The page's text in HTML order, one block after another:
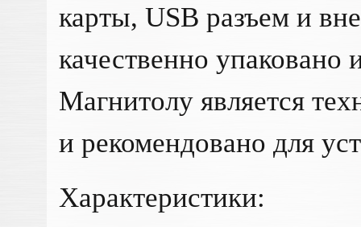
карты, USB разъем и
качественно упаковано
Магнитолу является
и рекомендовано для
Характеристики: